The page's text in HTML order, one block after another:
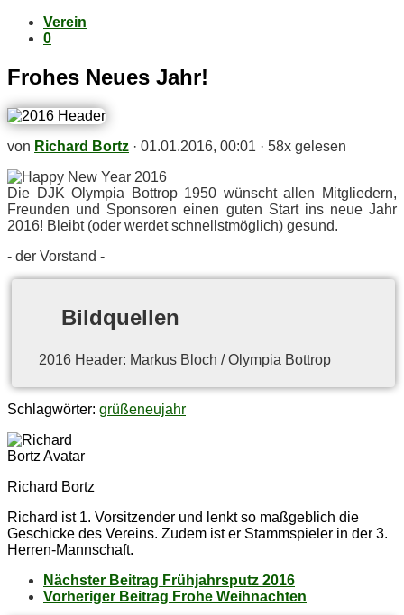
Verein
0
Fro­hes Neu­es Jahr!
von Richard Bortz · 01.01.2016, 00:01 · 58x gelesen
Die DJK Olym­pia Bot­trop 1950 wünscht al­len Mit­glie­dern,
Freun­den und Spon­so­ren ei­nen gu­ten Start ins neue Jahr
2016! Bleibt (oder wer­det schnellst­mög­lich) gesund.
- der Vorstand -
Bild­quel­len
2016 Hea­der: Mar­kus Bloch / Olym­pia Bottrop
Schlagwörter: grüßeneujahr
Richard Bortz
Richard ist 1. Vorsitzender und lenkt so maßgeblich die
Geschicke des Vereins. Zudem ist er Stammspieler in der 3.
Herren-Mannschaft.
Nächster Beitrag Früh­jahrs­putz 2016
Vorheriger Beitrag Fro­he Weihnachten